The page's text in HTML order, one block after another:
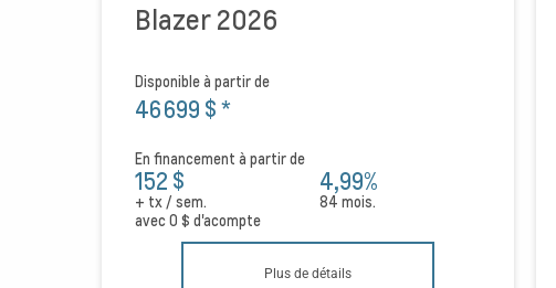
Blazer 2026
Disponible à partir de
46 699 $*
En financement à partir de
152 $
+ tx / sem.
4,99%
84 mois.
avec0 $ d'acompte
Plus de détails